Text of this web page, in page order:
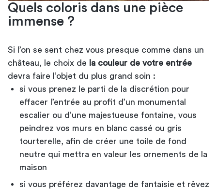
Quels coloris dans une pièce
immense ?
Si l’on se sent chez vous presque comme dans un
château, le choix de
la couleur de votre entrée
devra faire l’objet du plus grand soin :
si vous prenez le parti de la discrétion pour
effacer l’entrée au profit d’un monumental
escalier ou d’une majestueuse fontaine, vous
peindrez vos murs en blanc cassé ou gris
tourterelle, afin de créer une toile de fond
neutre qui mettra en valeur les ornements de la
maison
si vous préférez davantage de fantaisie et rêvez